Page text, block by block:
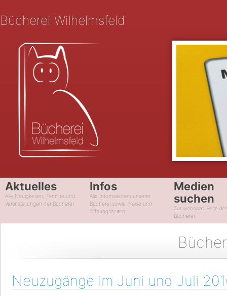
Bücherei Wilhelmsfeld
Aktuelles
Alle Neuigkeiten, Termine und
Veranstaltungen der Bücherei
Infos
Alle Informationen unserer
Bücherei sowie Preise und
Öffnungszeiten
Medien
suchen
Zur webopac Seite der
Bücherei.
Neuzugänge im Juni und Juli